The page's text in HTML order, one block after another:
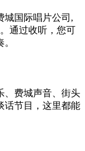
城国际唱片公司,
通过收听，您可
、费城声音、街头
话节目，这里都能